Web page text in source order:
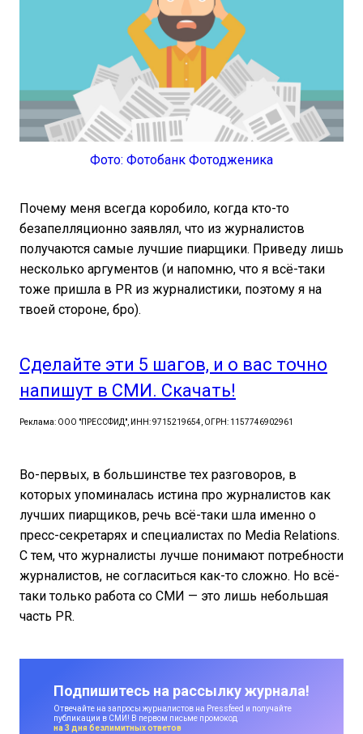
Фото: Фотобанк Фотодженика
Почему меня всегда коробило, когда кто-то
безапелляционно заявлял, что из журналистов
получаются самые лучшие пиарщики. Приведу лишь
несколько аргументов (и напомню, что я всё-таки
тоже пришла в PR из журналистики, поэтому я на
твоей стороне, бро).
Сделайте эти 5 шагов, и о вас точно
напишут в СМИ. Скачать!
Реклама: ООО "ПРЕССФИД", ИНН: 9715219654, ОГРН: 1157746902961
Во-первых, в большинстве тех разговоров, в
которых упоминалась истина про журналистов как
лучших пиарщиков, речь всё-таки шла именно о
пресс-секретарях и специалистах по Media Relations.
С тем, что журналисты лучше понимают потребности
журналистов, не согласиться как-то сложно. Но всё-
таки только работа со СМИ — это лишь небольшая
часть PR.
Подпишитесь на рассылку журнала!
Отвечайте на запросы журналистов на Pressfeed и получайте
публикации в СМИ! В первом письме промокод
на 3 дня безлимитных ответов